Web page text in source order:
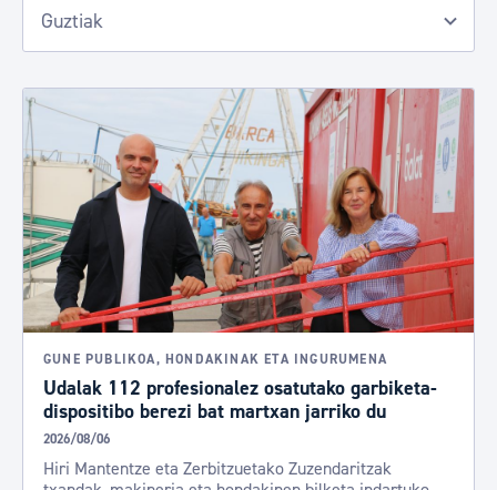
GUNE PUBLIKOA, HONDAKINAK ETA INGURUMENA
Udalak 112 profesionalez osatutako garbiketa-
dispositibo berezi bat martxan jarriko du
2026/08/06
Hiri Mantentze eta Zerbitzuetako Zuzendaritzak